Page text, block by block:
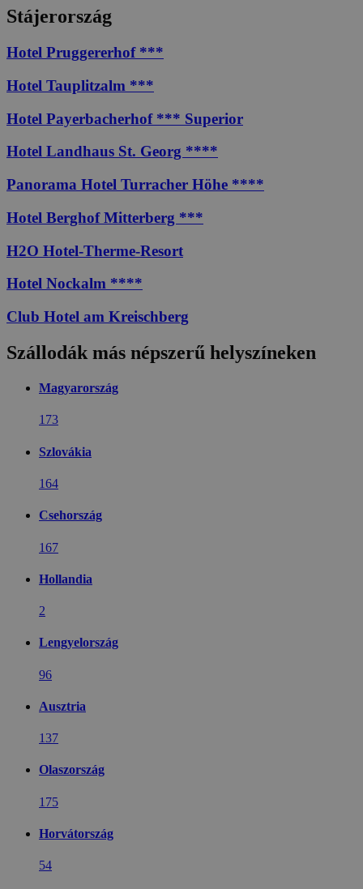
Stájerország
Hotel Pruggererhof ***
Hotel Tauplitzalm ***
Hotel Payerbacherhof *** Superior
Hotel Landhaus St. Georg ****
Panorama Hotel Turracher Höhe ****
Hotel Berghof Mitterberg ***
H2O Hotel-Therme-Resort
Hotel Nockalm ****
Club Hotel am Kreischberg
Szállodák más népszerű helyszíneken
Magyarország
173
Szlovákia
164
Csehország
167
Hollandia
2
Lengyelország
96
Ausztria
137
Olaszország
175
Horvátország
54